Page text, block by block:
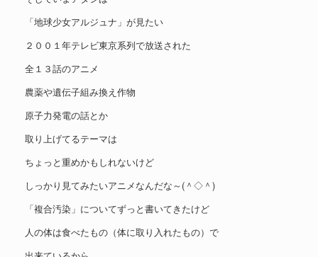
「地球少女アルジュナ」が見たい
２００１年テレビ東京系列で放送された
全１３話のアニメ
農薬や遺伝子組み換え作物
原子力発電の話とか
取り上げてるテーマは
ちょっと重めかもしれないけど
しっかり見てみたいアニメなんだな～(＾◇＾)
「複合汚染」についてずっと書いてきたけど
人の体は食べたもの（体に取り入れたもの）で